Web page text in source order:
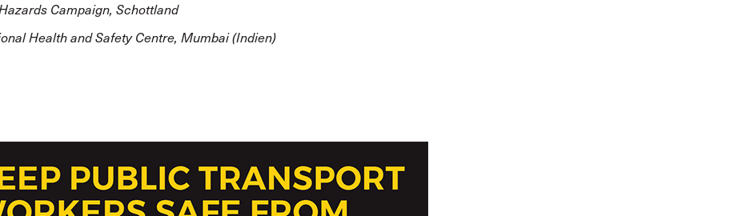
Campaign, Schottland
Health and Safety Centre, Mumbai (Indien)